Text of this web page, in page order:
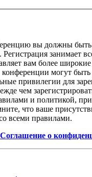
вы должны быть
занимает
вам более
могут быть
привилегии для
чем
и политикой,
что ваше
всеми правилами.
Соглашение о